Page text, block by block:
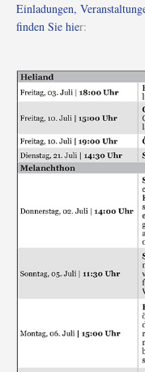
Einladungen,
finden Sie hier: